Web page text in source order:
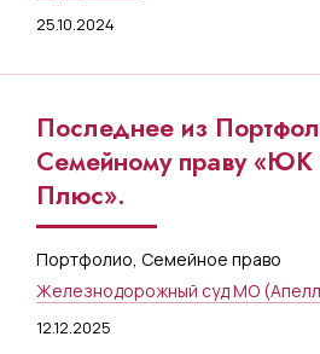
25.10.2024
Последнее из
Семейному праву «ЮК
Плюс».
Портфолио Семейное право
Железнодорожный суд МО
12.12.2025